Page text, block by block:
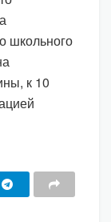
школьного
к 10